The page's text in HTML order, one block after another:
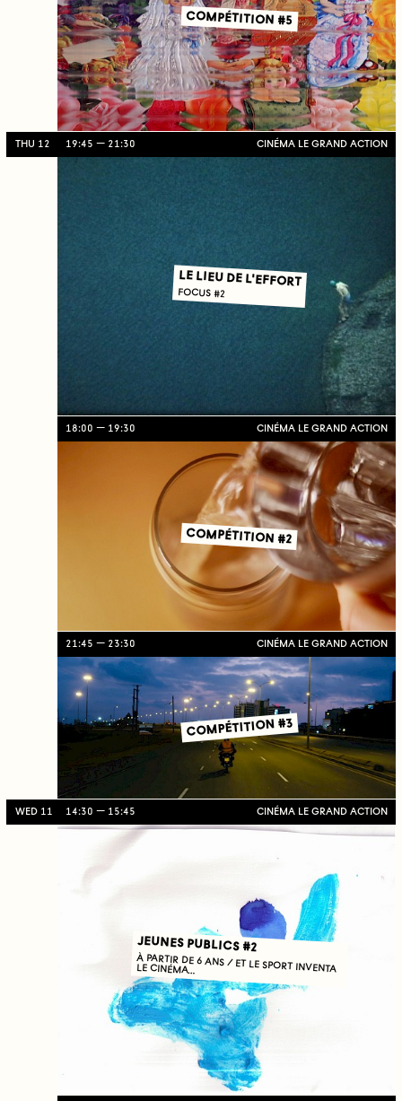
COMPÉTITION #5
THU 12 19:45 21:30 CINÉMA LE GRAND ACTION
LE LIEU DE L'EFFORT
FOCUS #2
18:00 19:30 CINÉMA LE GRAND ACTION
COMPÉTITION #2
21:45 23:30 CINÉMA LE GRAND ACTION
COMPÉTITION #3
WED 11 14:30 15:45 CINÉMA LE GRAND ACTION
JEUNES PUBLICS #2
À PARTIR DE 6 ANS / ET LE SPORT INVENTA LE CINÉMA…